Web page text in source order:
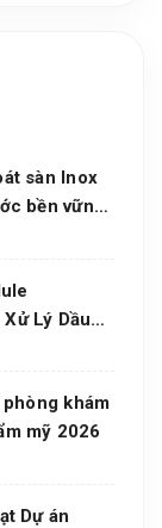
sàn Inox
bền vững
Lý Dầu
khám
mỹ 2026
Dự án